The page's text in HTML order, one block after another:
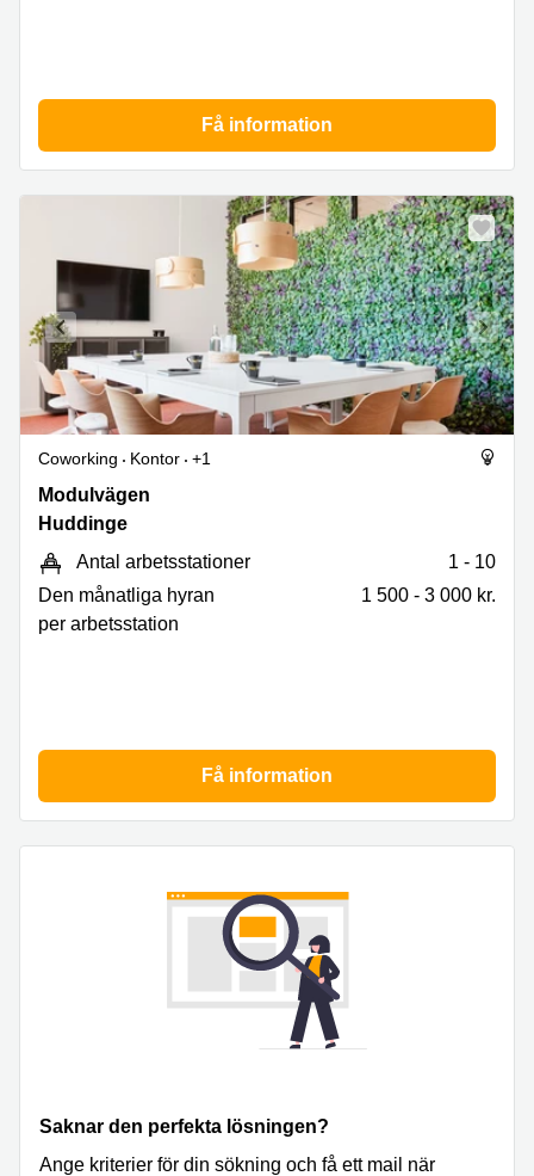
Få information
Coworking Kontor
+1
Modulvägen
6,
Modulvägen
Huddinge
Antal arbetsstationer
1 - 10
Den månatliga hyran
per arbetsstation
1 500 - 3 000 kr.
Få information
Saknar den perfekta lösningen?
Ange kriterier för din sökning och få ett mail när